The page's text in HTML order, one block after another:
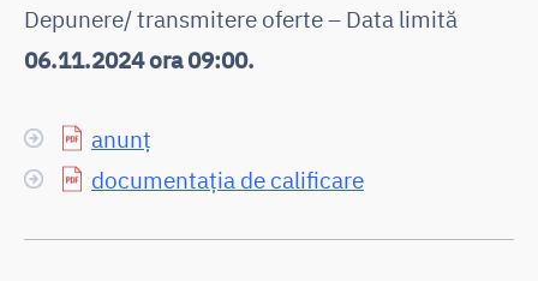
Depunere/ transmitere oferte – Data limită
06.11.2024 ora 09:00.
anunț
documentația de calificare